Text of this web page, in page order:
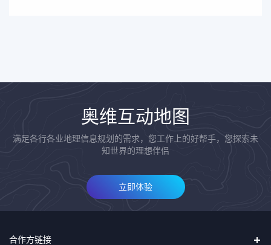
奥维互动地图
满足各行各业地理信息规划的需求，您工作上的好帮手，您探索未
知世界的理想伴侣
立即体验
合作方链接